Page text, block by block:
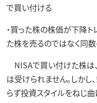
で買い付ける
・買った株の株価が下降
た株を売るのではなく同
NISAで買い付けた株は
は受けられません。しか
らず投資スタイルをねじ